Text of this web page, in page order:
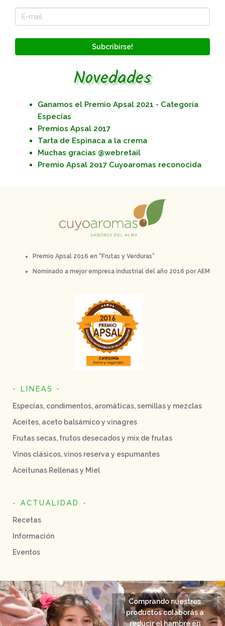
Subcribirse!
Novedades
Ganamos el Premio Apsal 2021 - Categoría
Especias
Premios Apsal 2017
Tarta de Espinaca a la crema
Muchas gracias @webretail
Premio Apsal 2o17 Cuyoaromas reconocida
Premio Apsal 2016 en “Frutas y Verduras”
Nominado a mejor empresa industrial del año 2016 por AEM
- LINEAS -
Especias, condimentos, aromáticas, semillas y mezclas
Aceites, aceto balsámico y vinagres
Frutas secas, frutos desecados y mix de frutas
Vinos clásicos, vinos reserva y espumantes
Aceitunas Rellenas y Miel
- ACTUALIDAD -
Recetas
Información
Eventos
Comprando nuestros
productos colaborás a
reducir el hambre en